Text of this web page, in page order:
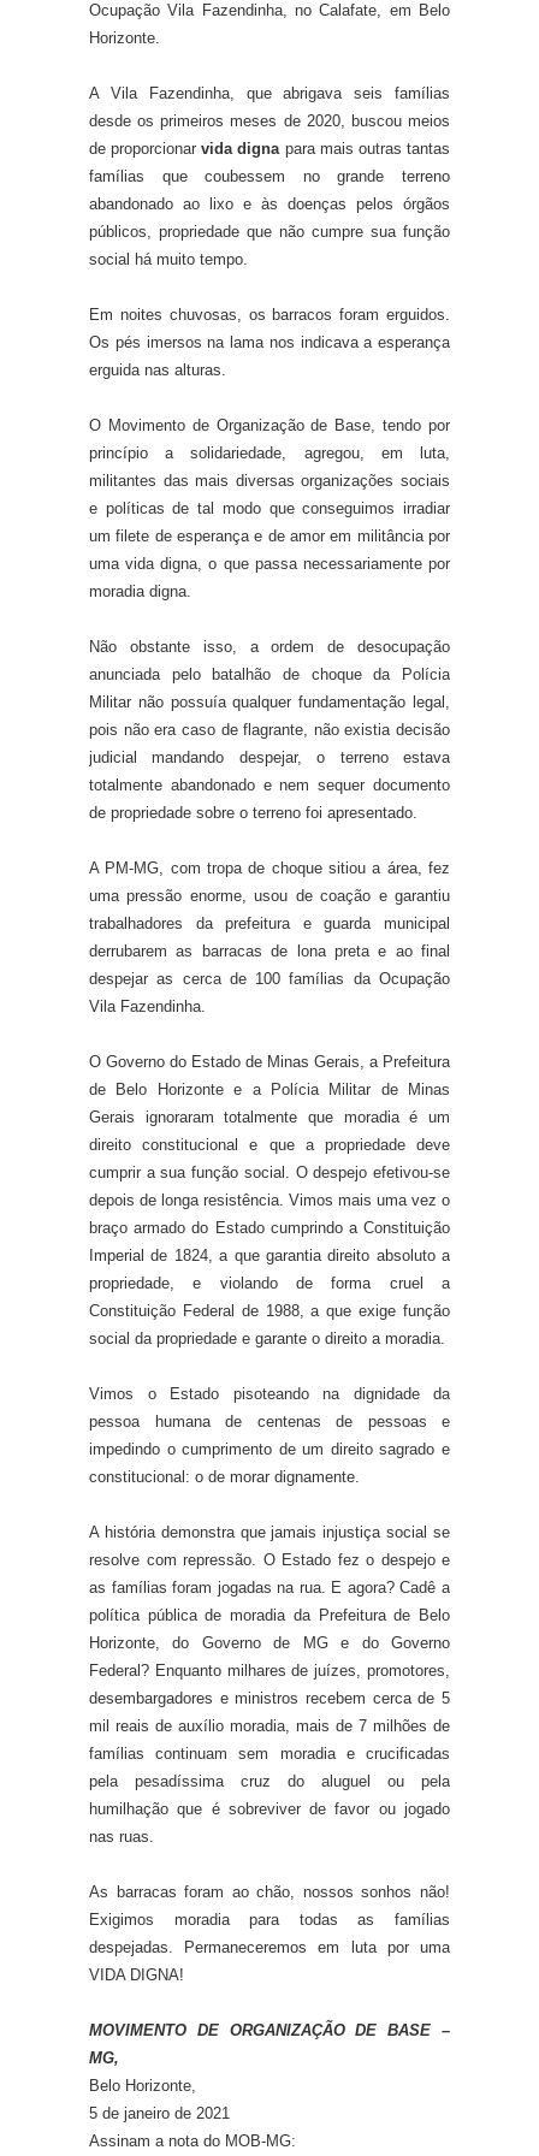
Ocupação Vila Fazendinha, no Calafate, em Belo
Horizonte.
A Vila Fazendinha, que abrigava seis famílias
desde os primeiros meses de 2020, buscou meios
de proporcionarvida dignapara mais outras tantas
famílias que coubessem no grande terreno
abandonado ao lixo e às doenças pelos órgãos
públicos, propriedade que não cumpre sua função
social há muito tempo.
Em noites chuvosas, os barracos foram erguidos.
Os pés imersos na lama nos indicava a esperança
erguida nas alturas.
O Movimento de Organização de Base, tendo por
princípio a solidariedade, agregou, em luta,
militantes das mais diversas organizações sociais
e políticas de tal modo que conseguimos irradiar
um filete de esperança e de amor em militância por
uma vida digna, o que passa necessariamente por
moradia digna.
Não obstante isso, a ordem de desocupação
anunciada pelo batalhão de choque da Polícia
Militar não possuía qualquer fundamentação legal,
pois não era caso de flagrante, não existia decisão
judicial mandando despejar, o terreno estava
totalmente abandonado e nem sequer documento
de propriedade sobre o terreno foi apresentado.
A PM-MG, com tropa de choque sitiou a área, fez
uma pressão enorme, usou de coação e garantiu
trabalhadores da prefeitura e guarda municipal
derrubarem as barracas de lona preta e ao final
despejar as cerca de 100 famílias da Ocupação
Vila Fazendinha.
O Governo do Estado de Minas Gerais, a Prefeitura
de Belo Horizonte e a Polícia Militar de Minas
Gerais ignoraram totalmente que moradia é um
direito constitucional e que a propriedade deve
cumprir a sua função social. O despejo efetivou-se
depois de longa resistência. Vimos mais uma vez o
braço armado do Estado cumprindo a Constituição
Imperial de 1824, a que garantia direito absoluto a
propriedade, e violando de forma cruel a
Constituição Federal de 1988, a que exige função
social da propriedade e garante o direito a moradia.
Vimos o Estado pisoteando na dignidade da
pessoa humana de centenas de pessoas e
impedindo o cumprimento de um direito sagrado e
constitucional: o de morar dignamente.
A história demonstra que jamais injustiça social se
resolve com repressão. O Estado fez o despejo e
as famílias foram jogadas na rua. E agora? Cadê a
política pública de moradia da Prefeitura de Belo
Horizonte, do Governo de MG e do Governo
Federal? Enquanto milhares de juízes, promotores,
desembargadores e ministros recebem cerca de 5
mil reais de auxílio moradia, mais de 7 milhões de
famílias continuam sem moradia e crucificadas
pela pesadíssima cruz do aluguel ou pela
humilhação que é sobreviver de favor ou jogado
nas ruas.
As barracas foram ao chão, nossos sonhos não!
Exigimos moradia para todas as famílias
despejadas. Permaneceremos em luta por uma
VIDA DIGNA!
MOVIMENTO DE ORGANIZAÇÃO DE BASE –
MG,
Belo Horizonte,
5 de janeiro de 2021
Assinam a nota do MOB-MG: